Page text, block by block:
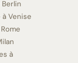
Venise
à